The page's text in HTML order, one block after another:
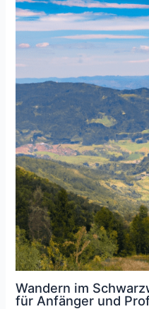
Wandern im
für Anfänger und